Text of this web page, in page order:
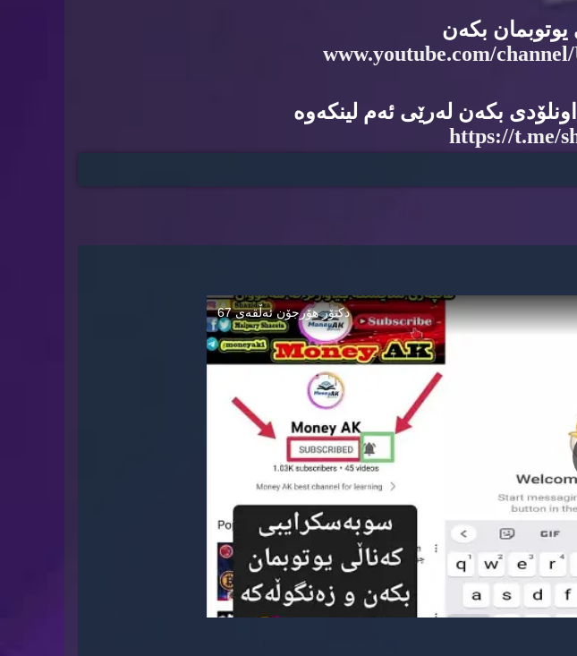
بكه‌ن
www.youtube.com/
بكه‌ن له‌رێی ئه‌م لینكه‌وه‌
https://t.me/